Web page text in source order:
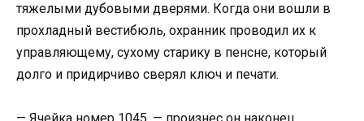
тяжелыми дубовыми дверями. Когда они вошли в
прохладный вестибюль, охранник проводил их к
управляющему, сухому старику в пенсне, который
долго и придирчиво сверял ключ и печати.